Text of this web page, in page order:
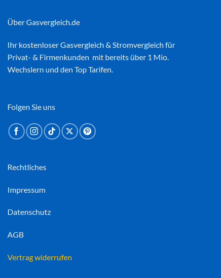
Über Gasvergleich.de
Ihr kostenloserGasvergleich & Stromvergleich für
Privat- & Firmenkunden mit bereits über 1 Mio.
Wechslern und den Top Tarifen.
Rechtliches
Impressum
Datenschutz
AGB
Vertrag widerrufen
Folgen Sie uns